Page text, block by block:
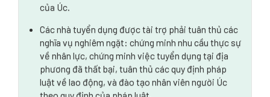
của Úc.
Các nhà tuyển dụng được tài trợ phải tuân thủ các
nghĩa vụ nghiêm ngặt: chứng minh nhu cầu thực sự
về nhân lực, chứng minh việc tuyển dụng tại địa
phương đã thất bại, tuân thủ các quy định pháp
luật về lao động, và đào tạo nhân viên người Úc